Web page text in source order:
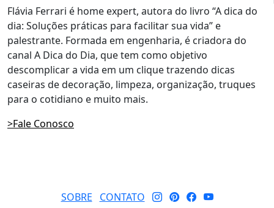
Flávia Ferrari é home expert, autora do livro “A dica do
dia: Soluções práticas para facilitar sua vida” e
palestrante. Formada em engenharia, é criadora do
canal A Dica do Dia, que tem como objetivo
descomplicar a vida em um clique trazendo dicas
caseiras de decoração, limpeza, organização, truques
para o cotidiano e muito mais.
>Fale Conosco
SOBRE CONTATO